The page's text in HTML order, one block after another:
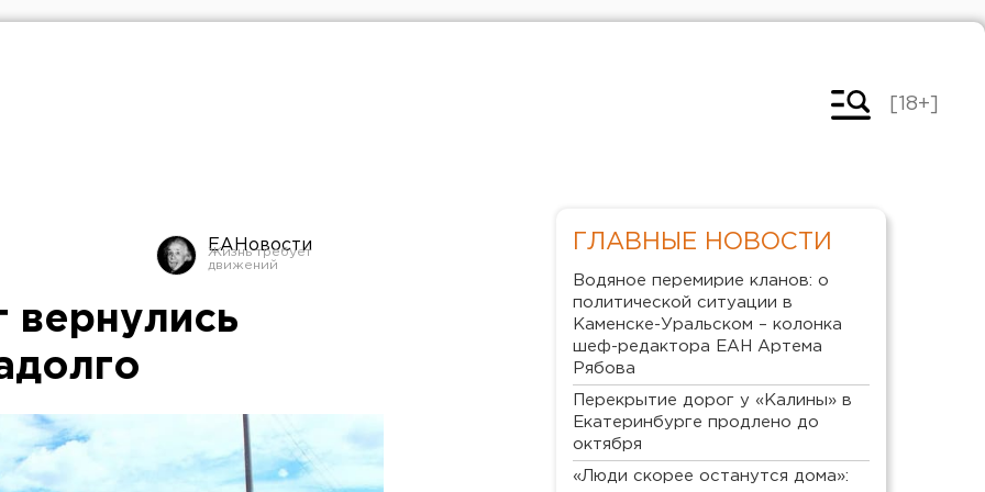
[18+]
ЕАНовости
вернулись
ГЛАВНЫЕ НОВОСТИ
Водяное перемирие кланов: о
политической ситуации в
Каменске-Уральском – колонка
шеф-редактора ЕАН Артема
Рябова
Перекрытие дорог у «Калины» в
Екатеринбурге продлено до
октября
«Люди скорее останутся дома»: